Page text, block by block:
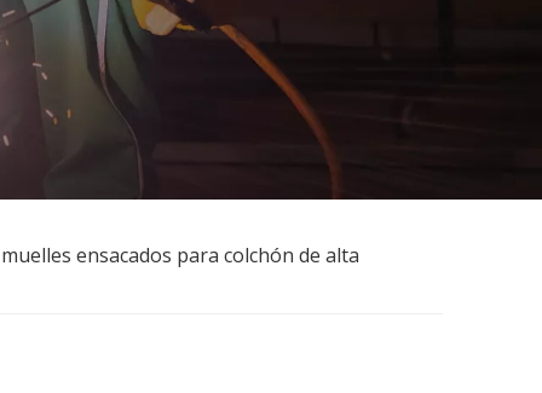
ensacados para colchón de alta